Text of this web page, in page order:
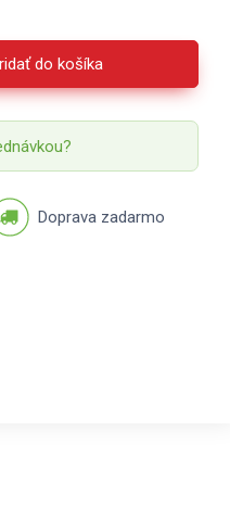
do košíka
Doprava zadarmo